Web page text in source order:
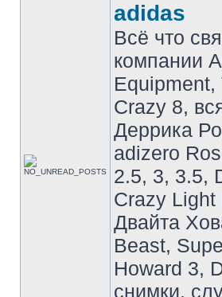
adidas
Всё что
компании
Equipment,
Crazy 8,
Деррика
adizero
2.5, 3, 3.5,
Crazy
Двайта
Beast,
Howard 3,
снимки,